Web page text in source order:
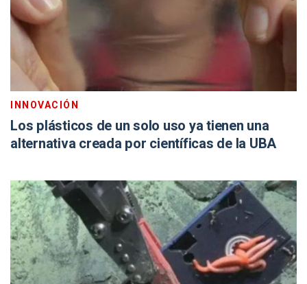
INNOVACIÓN
Los plásticos de un solo uso ya tienen una
alternativa creada por científicas de la UBA